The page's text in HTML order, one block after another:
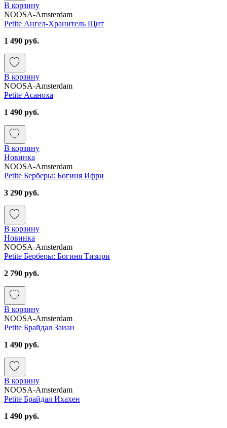
В корзину
NOOSA-Amsterdam
Petite Ангел-Хранитель Щит
1 490 руб.
В корзину
NOOSA-Amsterdam
Petite Асаноха
1 490 руб.
В корзину
Новинка
NOOSA-Amsterdam
Petite Берберы: Богиня Ифри
3 290 руб.
В корзину
Новинка
NOOSA-Amsterdam
Petite Берберы: Богиня Тизири
2 790 руб.
В корзину
NOOSA-Amsterdam
Petite Брайдал Заиан
1 490 руб.
В корзину
NOOSA-Amsterdam
Petite Брайдал Ихахен
1 490 руб.